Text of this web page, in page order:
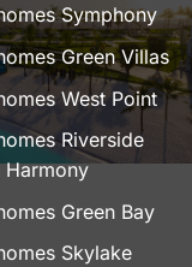
Symphony
Green Villas
West Point
Riverside
Harmony
Green Bay
Skylake